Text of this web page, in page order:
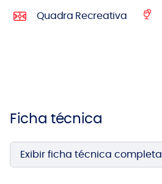
Quadra Recreativa
Ficha técnica
Exibir ficha técnica completa